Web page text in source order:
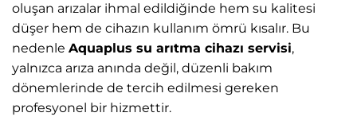
oluşan arızalar ihmal edildiğinde hem su kalitesi
düşer hem de cihazın kullanım ömrü kısalır. Bu
nedenle Aquaplus su arıtma cihazı servisi,
yalnızca arıza anında değil, düzenli bakım
dönemlerinde de tercih edilmesi gereken
profesyonel bir hizmettir.